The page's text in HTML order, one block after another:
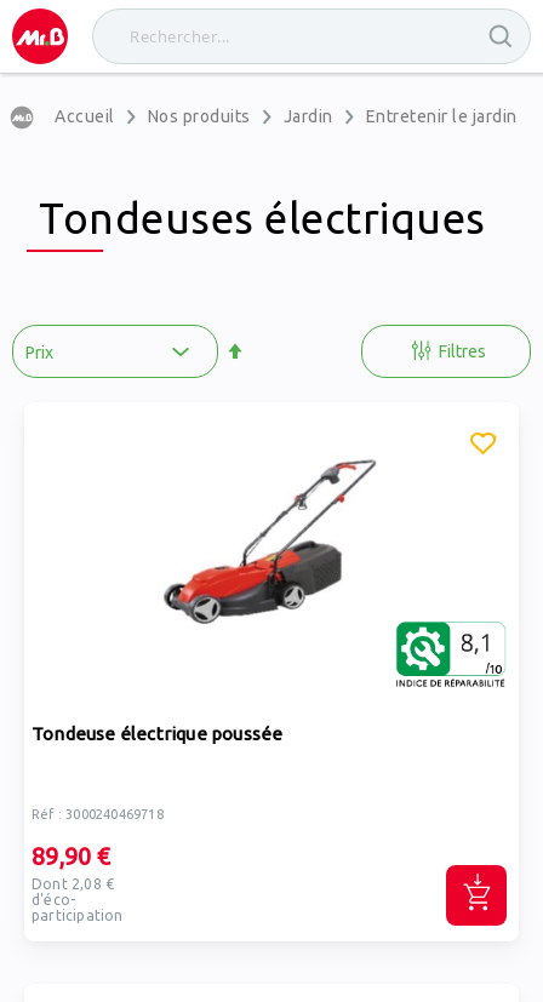
Accueil Nos produits Jardin Entretenir le jardin
Tondeuses électriques
Filtres
Tondeuse électrique poussée
Réf : 3000240469718
89,90 €
Dont 2,08 €
d'éco-
participation